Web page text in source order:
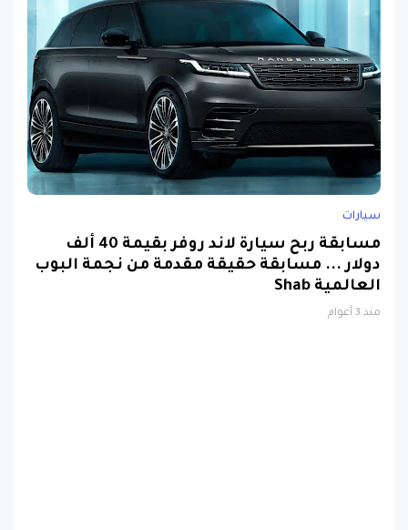
سيارات
مسابقة ربح سيارة لاند روفر بقيمة 40 ألف
دولار ... مسابقة حقيقة مقدمة من نجمة البوب
العالمية Shab
منذ 3 أعوام